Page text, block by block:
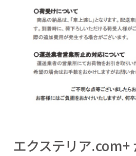
エクステリア.com+